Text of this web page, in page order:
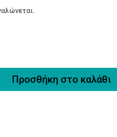
Προσθήκη στο καλάθι